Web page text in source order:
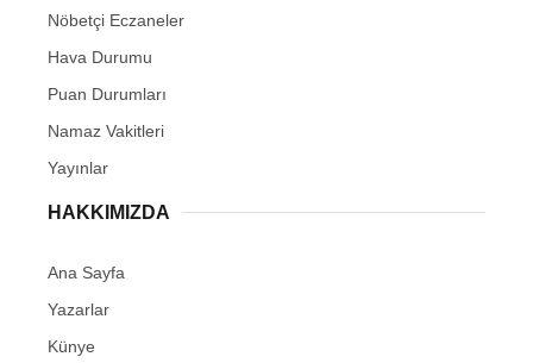
Nöbetçi Eczaneler
Hava Durumu
Puan Durumları
Namaz Vakitleri
Yayınlar
HAKKIMIZDA
Ana Sayfa
Yazarlar
Künye